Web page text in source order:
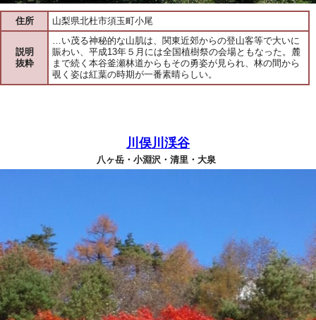
住所 山梨県北杜市須玉町小尾
説明
抜粋
…い茂る神秘的な山肌は、関東近郊からの登山客等で大いに
賑わい、平成13年５月には全国植樹祭の会場ともなった。麓
まで続く本谷釜瀬林道からもその勇姿が見られ、林の間から
覗く姿は紅葉の時期が一番素晴らしい。
川俣川渓谷
八ヶ岳・小淵沢・清里・大泉